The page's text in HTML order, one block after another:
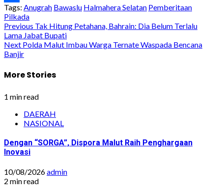
Share
Tags: Anugrah Bawaslu Halmahera Selatan Pemberitaan
Pilkada
Post
navigation
Previous Tak Hitung Petahana, Bahrain: Dia Belum Terlalu
Lama Jabat Bupati
Next Polda Malut Imbau Warga Ternate Waspada Bencana
Banjir
More Stories
1 min read
DAERAH
NASIONAL
Dengan “SORGA”, Dispora Malut Raih Penghargaan
Inovasi
10/08/2026admin
2 min read